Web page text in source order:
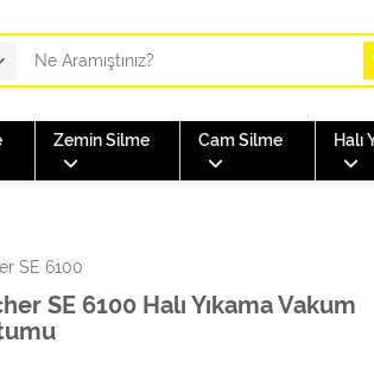
Zemin Silme Cam Silme Halı
SE 6100
SE 6100 Halı Yıkama Vakum